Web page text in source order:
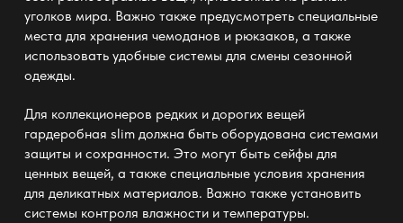
уголков мира. Важно также предусмотреть специальные
места для хранения чемоданов и рюкзаков, а также
использовать удобные системы для смены сезонной
одежды.
Для коллекционеров редких и дорогих вещей
гардеробная slimдолжна быть оборудована системами
защиты и сохранности. Это могут быть сейфы для
ценных вещей, а также специальные условия хранения
для деликатных материалов. Важно также установить
системы контроля влажности и температуры.